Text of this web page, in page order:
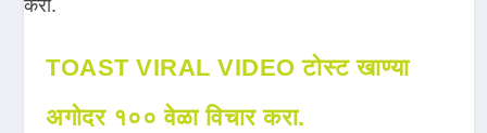
TOAST VIRAL VIDEO टोस्ट खाण्या
अगोदर १०० वेळा विचार करा.